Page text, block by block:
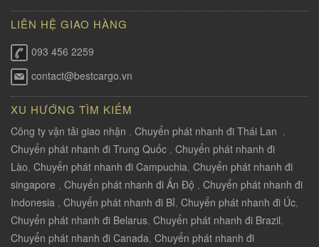
LIÊN HỆ GIAO HÀNG
093 456 2259
contact@bestcargo.vn
XU HƯỚNG TÌM KIẾM
Công ty vận tải giao nhận , Chuyển phát nhanh đi Thái Lan ,
Chuyển phát nhanh đi Trung Quốc , Chuyển phát nhanh đi
Lào, Chuyển phát nhanh đi Campuchia, Chuyển phát nhanh đi
singapore , Chuyển phát nhanh đi Ấn Độ , Chuyển phát nhanh đi
Indonesia , Chuyển phát nhanh đi Bỉ, Chuyển phát nhanh đi Úc,
Chuyển phát nhanh đi Belarus, Chuyển phát nhanh đi Brazil,
Chuyển phát nhanh đi Canada, Chuyển phát nhanh đi